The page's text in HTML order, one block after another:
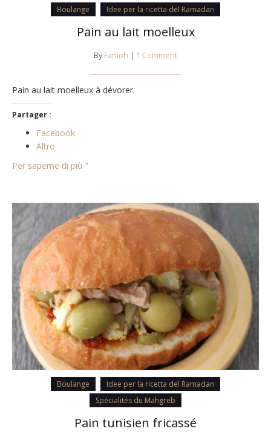
Boulange Idee per la ricetta del Ramadan
Pain au lait moelleux
By Famoh | 1 Comment
Pain au lait moelleux à dévorer.
Partager :
Facebook
Altro
Per saperne di più "
Boulange
Idee per la ricetta del Ramadan
Spécialités du Mahgreb
Pain tunisien fricassé